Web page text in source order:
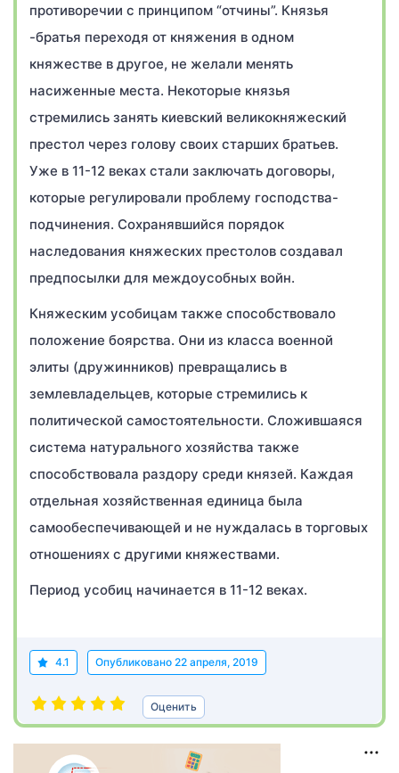
противоречии с принципом “отчины”. Князья
-братья переходя от княжения в одном
княжестве в другое, не желали менять
насиженные места. Некоторые князья
стремились занять киевский великокняжеский
престол через голову своих старших братьев.
Уже в 11-12 веках стали заключать договоры,
которые регулировали проблему господства-
подчинения. Сохранявшийся порядок
наследования княжеских престолов создавал
предпосылки для междоусобных войн.
Княжеским усобицам также способствовало
положение боярства. Они из класса военной
элиты (дружинников) превращались в
землевладельцев, которые стремились к
политической самостоятельности. Сложившаяся
система натурального хозяйства также
способствовала раздору среди князей. Каждая
отдельная хозяйственная единица была
самообеспечивающей и не нуждалась в торговых
отношениях с другими княжествами.
Период усобиц начинается в 11-12 веках.
4.1 Опубликовано 22 апреля, 2019
Оценить